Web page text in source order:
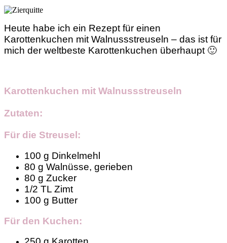
Heute habe ich ein Rezept für einen
Karottenkuchen mit Walnussstreuseln – das ist für
mich der weltbeste Karottenkuchen überhaupt 🙂
Karottenkuchen mit Walnussstreuseln
Zutaten:
Für die Streusel:
100 g Dinkelmehl
80 g Walnüsse, gerieben
80 g Zucker
1/2 TL Zimt
100 g Butter
Für den Kuchen: